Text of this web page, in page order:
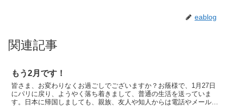
eablog
関連記事
もう2月です！
皆さま、お変わりなくお過ごしでございますか？お蔭様で、1月27日
にパリに戻り、ようやく落ち着きまして、普通の生活を送っていま
す。日本に帰国しましても、親族、友人や知人からは電話やメールで